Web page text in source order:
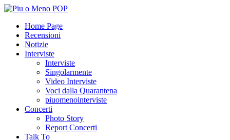
Home Page
Recensioni
Notizie
Interviste
Interviste
Singolarmente
Video Interviste
Voci dalla Quarantena
piuomenointerviste
Concerti
Photo Story
Report Concerti
Talk To